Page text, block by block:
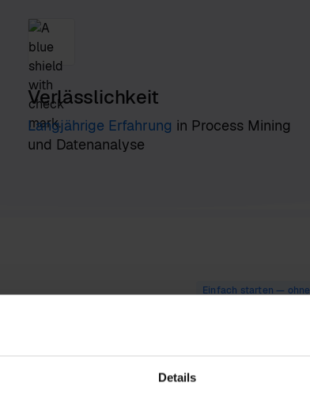
Details
Verlässlichkeit
Langjährige Erfahrung in Process Mining
und Datenanalyse
Einfach starten —
Was